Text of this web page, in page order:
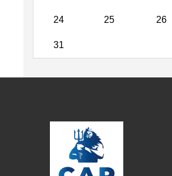
24 25 26
31